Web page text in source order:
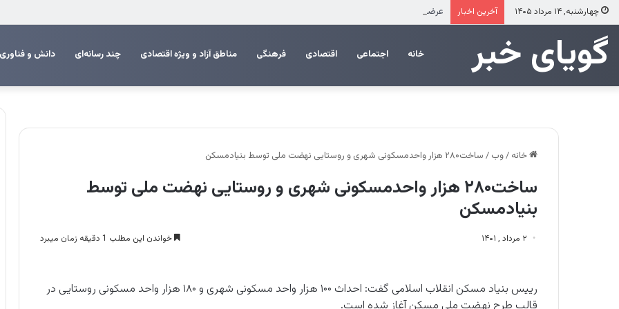
چهارشنبه, ۱۴ مرداد ۱۴۰۵ آخرین اخبار عرضه مستقیم محصولات ایرانول در ایام اربعین
‌‌‌گویای خبر خانه اجتماعی اقتصادی فرهنگی مناطق آزاد و ویژه اقتصادی چند رسانه‌ای دانش و فناوری
خانه /وب / ساخت۲۸۰ هزار واحد‌مسکونی شهری‌ و‌ روستایی نهضت ملی توسط بنیادمسکن
ساخت۲۸۰ هزار واحد‌مسکونی شهری‌ و‌ روستایی نهضت ملی توسط
بنیادمسکن
۲ مرداد , ۱۴۰۱ خواندن این مطلب 1 دقیقه زمان میبرد
رییس بنیاد مسکن انقلاب اسلامی گفت: احداث ۱۰۰ هزار واحد مسکونی شهری و ۱۸۰ هزار واحد مسکونی روستایی در